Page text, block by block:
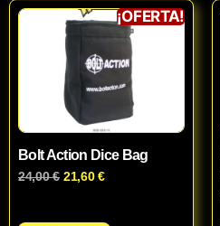
¡OFERTA!
Bolt Action Dice Bag
24,00€ 21,60€